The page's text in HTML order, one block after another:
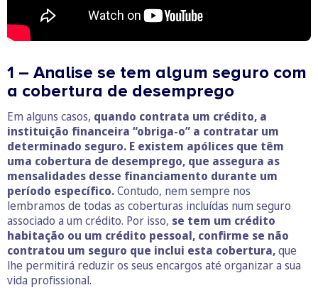
1 – Analise se tem algum seguro com
a cobertura de desemprego
Em alguns casos, quando contrata um crédito, a
instituição financeira “obriga-o” a contratar um
determinado seguro. E existem apólices que têm
uma cobertura de desemprego, que assegura as
mensalidades desse financiamento durante um
período específico.Contudo, nem sempre nos
lembramos de todas as coberturas incluídas num seguro
associado a um crédito. Por isso, se tem um crédito
habitação ou um crédito pessoal, confirme se não
contratou um seguro que inclui esta cobertura,que
lhe permitirá reduzir os seus encargos até organizar a sua
vida profissional.